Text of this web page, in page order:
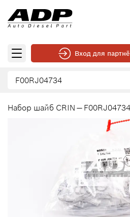
Вход для
Набор шайб CRIN —